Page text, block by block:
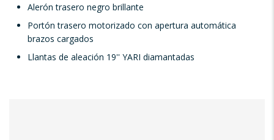
Alerón trasero negro brillante
Portón trasero motorizado con apertura automática
brazos cargados
Llantas de aleación 19'' YARI diamantadas